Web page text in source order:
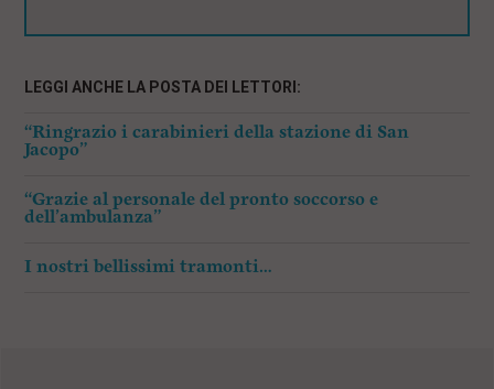
LEGGI ANCHE LA POSTA DEI LETTORI:
“Ringrazio i carabinieri della stazione di San
Jacopo”
“Grazie al personale del pronto soccorso e
dell’ambulanza”
I nostri bellissimi tramonti…